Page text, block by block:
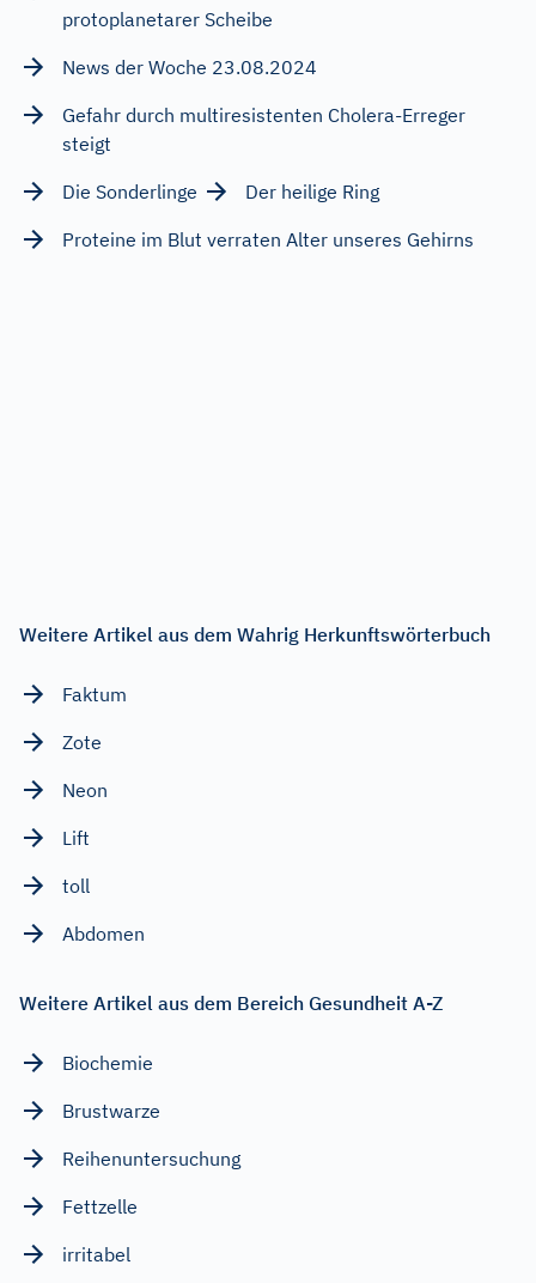
protoplanetarer Scheibe
News der Woche 23.08.2024
Gefahr durch multiresistenten Cholera-Erreger
steigt
Die Sonderlinge
Der heilige Ring
Proteine im Blut verraten Alter unseres Gehirns
Weitere Artikel aus dem Wahrig Herkunftswörterbuch
Faktum
Zote
Neon
Lift
toll
Abdomen
Weitere Artikel aus dem Bereich Gesundheit A-Z
Biochemie
Brustwarze
Reihenuntersuchung
Fettzelle
irritabel